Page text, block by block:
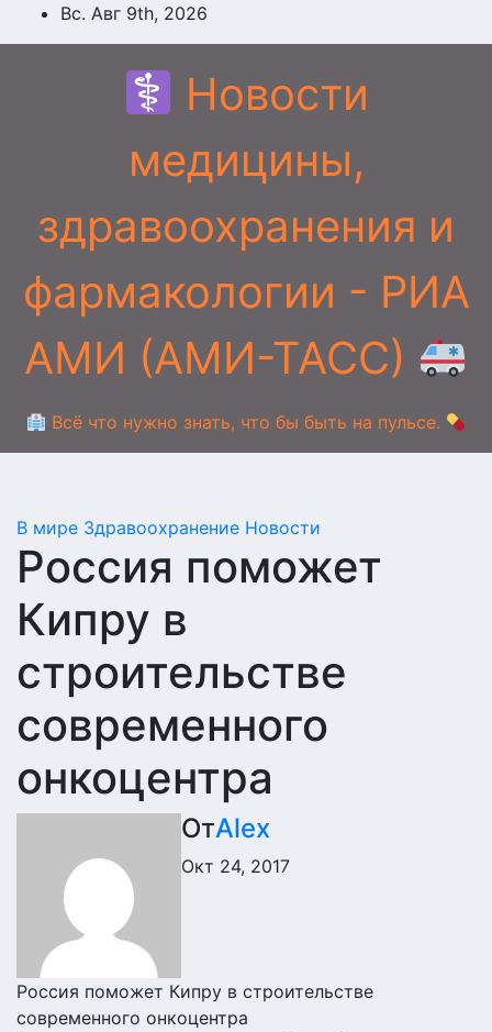
Перейти
к
Вс. Авг 9th, 2026
Новости
медицины,
здравоохранения и
фармакологии - РИА
АМИ (АМИ-ТАСС)
Всё что нужно знать, что бы быть на пульсе.
В мире Здравоохранение Новости
Россия поможет
Кипру в
строительстве
современного
онкоцентра
ОтAlex
Окт 24, 2017
Россия поможет Кипру в строительстве
современного онкоцентра